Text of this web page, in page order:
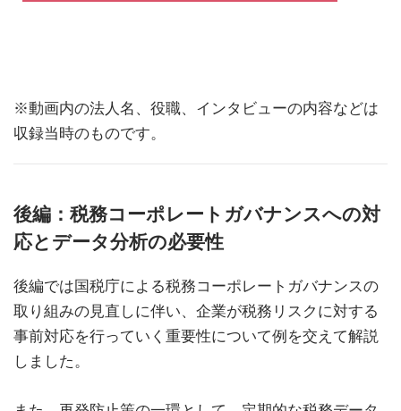
※動画内の法人名、役職、インタビューの内容などは
収録当時のものです。
後編：税務コーポレートガバナンスへの対
応とデータ分析の必要性
後編では国税庁による税務コーポレートガバナンスの
取り組みの見直しに伴い、企業が税務リスクに対する
事前対応を行っていく重要性について例を交えて解説
しました。